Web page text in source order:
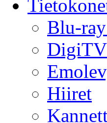
Blu-
DigiTV
Hiiret